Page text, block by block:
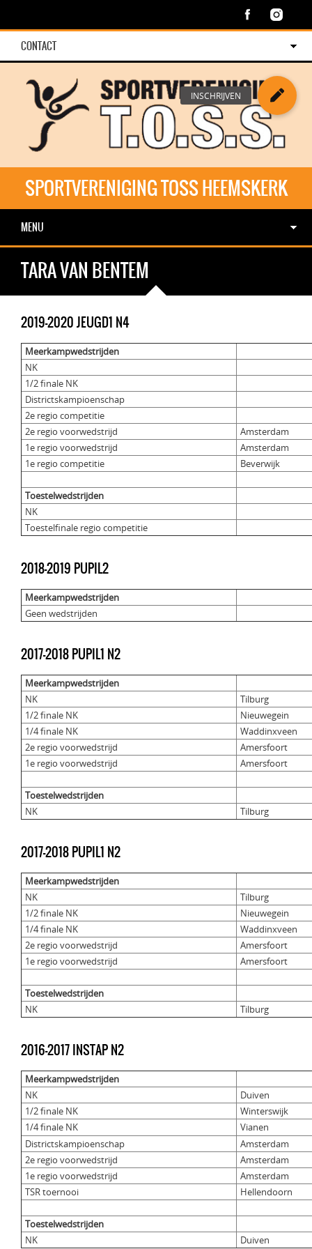
CONTACT
SPORTVERENIGING TOSS HEEMSKERK
MENU
TARA VAN BENTEM
2019-2020 JEUGD1 N4
Meerkampwedstrijden
NK
1/2 finale NK
Districtskampioenschap
2e regio competitie
2e regio voorwedstrijd
Amsterdam
1e regio voorwedstrijd
Amsterdam
1e regio competitie
Beverwijk
Toestelwedstrijden
NK
Toestelfinale regio competitie
2018-2019 PUPIL2
Meerkampwedstrijden
Geen wedstrijden
2017-2018 PUPIL1 N2
Meerkampwedstrijden
NK
Tilburg
1/2 finale NK
Nieuwegein
1/4 finale NK
Waddinxveen
2e regio voorwedstrijd
Amersfoort
1e regio voorwedstrijd
Amersfoort
Toestelwedstrijden
NK
Tilburg
2017-2018 PUPIL1 N2
Meerkampwedstrijden
NK
Tilburg
1/2 finale NK
Nieuwegein
1/4 finale NK
Waddinxveen
2e regio voorwedstrijd
Amersfoort
1e regio voorwedstrijd
Amersfoort
Toestelwedstrijden
NK
Tilburg
2016-2017 INSTAP N2
Meerkampwedstrijden
NK
Duiven
1/2 finale NK
Winterswijk
1/4 finale NK
Vianen
Districtskampioenschap
Amsterdam
2e regio voorwedstrijd
Amsterdam
1e regio voorwedstrijd
Amsterdam
TSR toernooi
Hellendoorn
Toestelwedstrijden
NK
Duiven